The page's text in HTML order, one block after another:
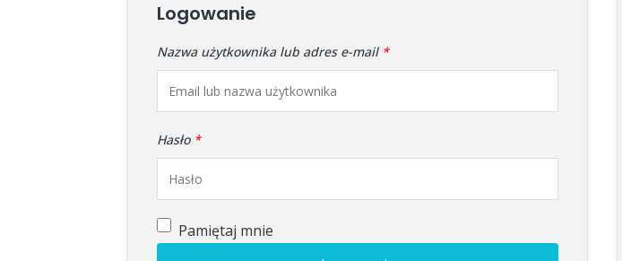
Logowanie
Nazwa użytkownika lub adres e-mail *
Hasło *
Pamiętaj mnie